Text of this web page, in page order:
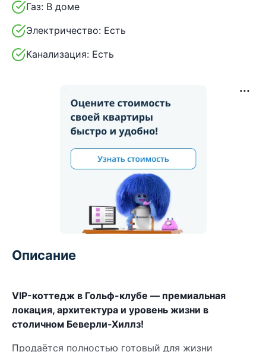
Газ: В доме
Электричество: Есть
Канализация: Есть
Описание
VIP-коттедж в Гольф-клубе — премиальная
локация, архитектура и уровень жизни в
столичном Беверли-Хиллз!
Продаётся полностью готовый для жизни